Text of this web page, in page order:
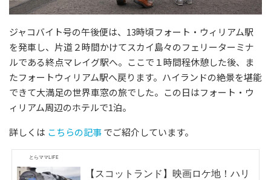
ジャコバイト号の午後便は、13時頃フォート・ウィリアム駅
を発車し、片道２時間かけてスカイ島々のフェリーターミナ
ルである終点マレイグ駅へ。ここで１時間程休憩した後、ま
たフォートウィリアム駅へ戻ります。ハイランドの絶景を堪能
できて大満足の世界車窓の旅でした。この日はフォート・ウ
ィリアム周辺のホテルで1泊。
詳しくは こちらの記事でご紹介しています。
とらママLIFE
【スコットランド】映画ロケ地！ハリ